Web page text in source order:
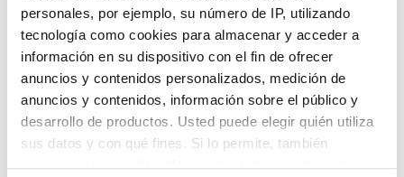
personales, por ejemplo, su número de IP, utilizando
tecnología como cookies para almacenar y acceder a
información en su dispositivo con el fin de ofrecer
anuncios y contenidos personalizados, medición de
anuncios y contenidos, información sobre el público y
desarrollo de productos. Usted puede elegir quién utiliza
sus datos y con qué fines. Si lo permite, también
quisiéramos recopilar información sobre su ubicación
Ser Google Partner Premier
significa que estamos en el 3%
de empresas en el manejo de
Google Ads, esto por tercer
año consecutivo ¡Estamos
emocionados…